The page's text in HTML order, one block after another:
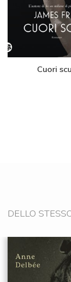
Cuori
DELLO